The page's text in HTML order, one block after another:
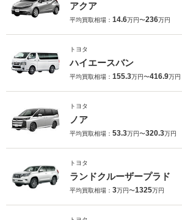
アクア
平均買取相場： 14.6万円〜236万円
トヨタ
ハイエースバン
平均買取相場： 155.3万円〜416.9万円
トヨタ
ノア
平均買取相場： 53.3万円〜320.3万円
トヨタ
ランドクルーザープラド
平均買取相場： 3万円〜1325万円